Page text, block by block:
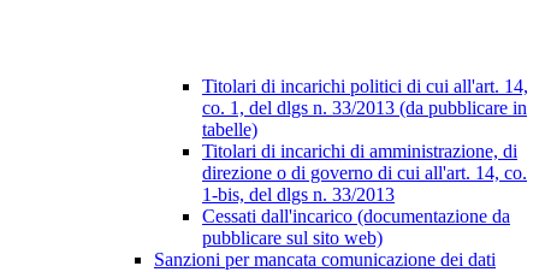
Titolari di incarichi politici di cui all'art. 14,
co. 1, del dlgs n. 33/2013 (da pubblicare in
tabelle)
Titolari di incarichi di amministrazione, di
direzione o di governo di cui all'art. 14, co.
1-bis, del dlgs n. 33/2013
Cessati dall'incarico (documentazione da
pubblicare sul sito web)
Sanzioni per mancata comunicazione dei dati